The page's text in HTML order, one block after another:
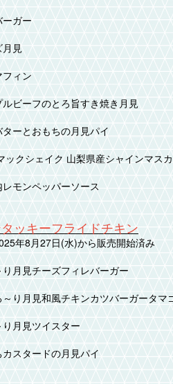
ガー
月見
フィン
ビーフのとろ旨すき焼き月見
ーとおもちの月見パイ
ックシェイク 山梨県産シャインマス
モンペッパーソース
ッキーフライドチキン
年8月27日(水)から販売開始済み
月見チーズフィレバーガー
り月見和風チキンカツバーガータマ
月見ツイスター
スタードの月見パイ